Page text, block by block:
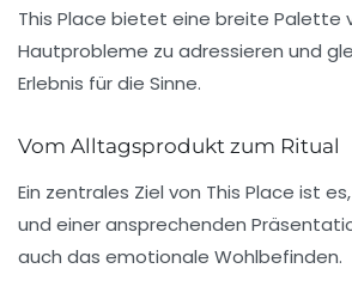
This Place bietet eine breite Palette
Hautprobleme zu adressieren und
Erlebnis für die Sinne.
Vom Alltagsprodukt zum Ritual
Ein zentrales Ziel von This Place ist
und einer ansprechenden
auch das emotionale Wohlbefinden.